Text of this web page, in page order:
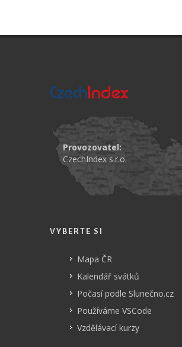
Provozovatel:
CzechIndex s.r.o.
VYBERTE SI
Mapa ČR
Kalendář svátků
Počasí podle Slunečno.cz
Používáme VSCode
Vzdělávací kurzy